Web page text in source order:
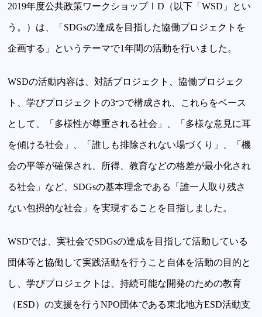
2019年度公共政策ワークショップⅠD（以下「WSD」とい
う。）は、「SDGsの達成を目指した協働プロジェクトを
企画する」というテーマで1年間の活動を行いました。
WSDの活動内容は、対話プロジェクト、協働プロジェク
ト、学びプロジェクトの3つで構成され、これらをベース
として、「多様性が尊重される社会」、「多様な意見に耳
を傾ける社会」、「誰しも排除されない場づくり」、「機
会の平等が確保され、所得、教育などの格差が最小化され
る社会」など、SDGsの基本理念である「誰一人取り残さ
ない包摂的な社会」を実現することを目指しました。
WSDでは、実社会でSDGsの達成を目指して活動している
団体等と協働して実践活動を行うこと自体を活動の目的と
し、学びプロジェクトは、持続可能な開発のための教育
（ESD）の支援を行うNPO団体である東北地方ESD活動支